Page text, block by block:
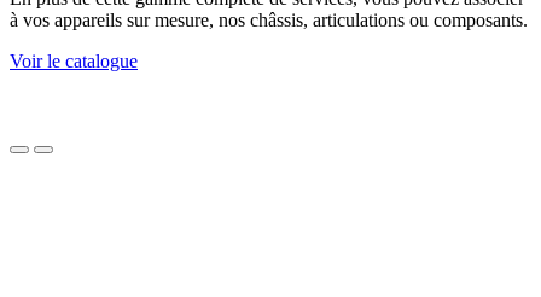
à vos appareils sur mesure, nos châssis, articulations ou composants.
Voir le catalogue